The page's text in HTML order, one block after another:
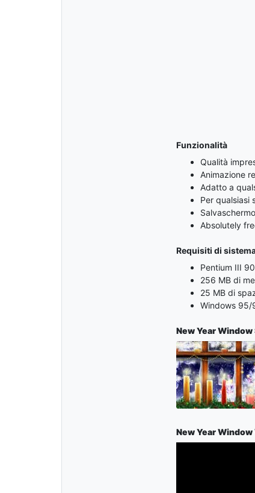
Funzionalità
Qualità
Animazione
Adatto a
Per qualsiasi
Absolutely
Requisiti di
Pentium III
256 MB di
25 MB di
Windows
New Year
New Year